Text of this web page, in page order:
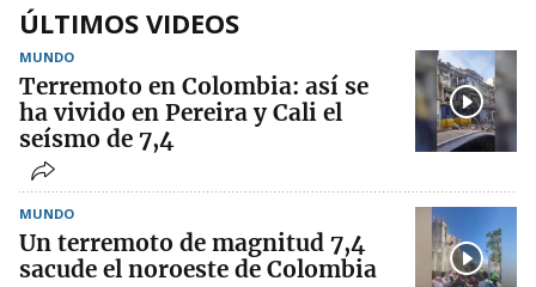
ÚLTIMOS VIDEOS
MUNDO
Terremoto en Colombia: así se
ha vivido en Pereira y Cali el
seísmo de 7,4
MUNDO
Un terremoto de magnitud 7,4
sacude el noroeste de Colombia